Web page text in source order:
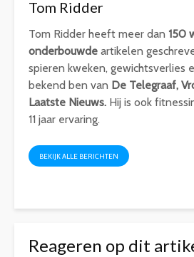
Tom Ridder
Tom Ridder heeft meer dan 150
onderbouwde artikelen
spieren kweken, gewichtsverlies
bekend ben van De Telegraaf,
Laatste Nieuws. Hij is ook
11 jaar ervaring.
BEKIJK ALLE BERICHTEN
Reageren op dit